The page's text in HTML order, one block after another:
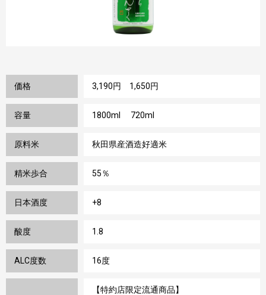
価格 3,190円 1,650円
容量 1800ml 720ml
原料米 秋田県産酒造好適米
精米歩合 55％
日本酒度 +8
酸度 1.8
ALC度数 16度
【特約店限定流通商品】